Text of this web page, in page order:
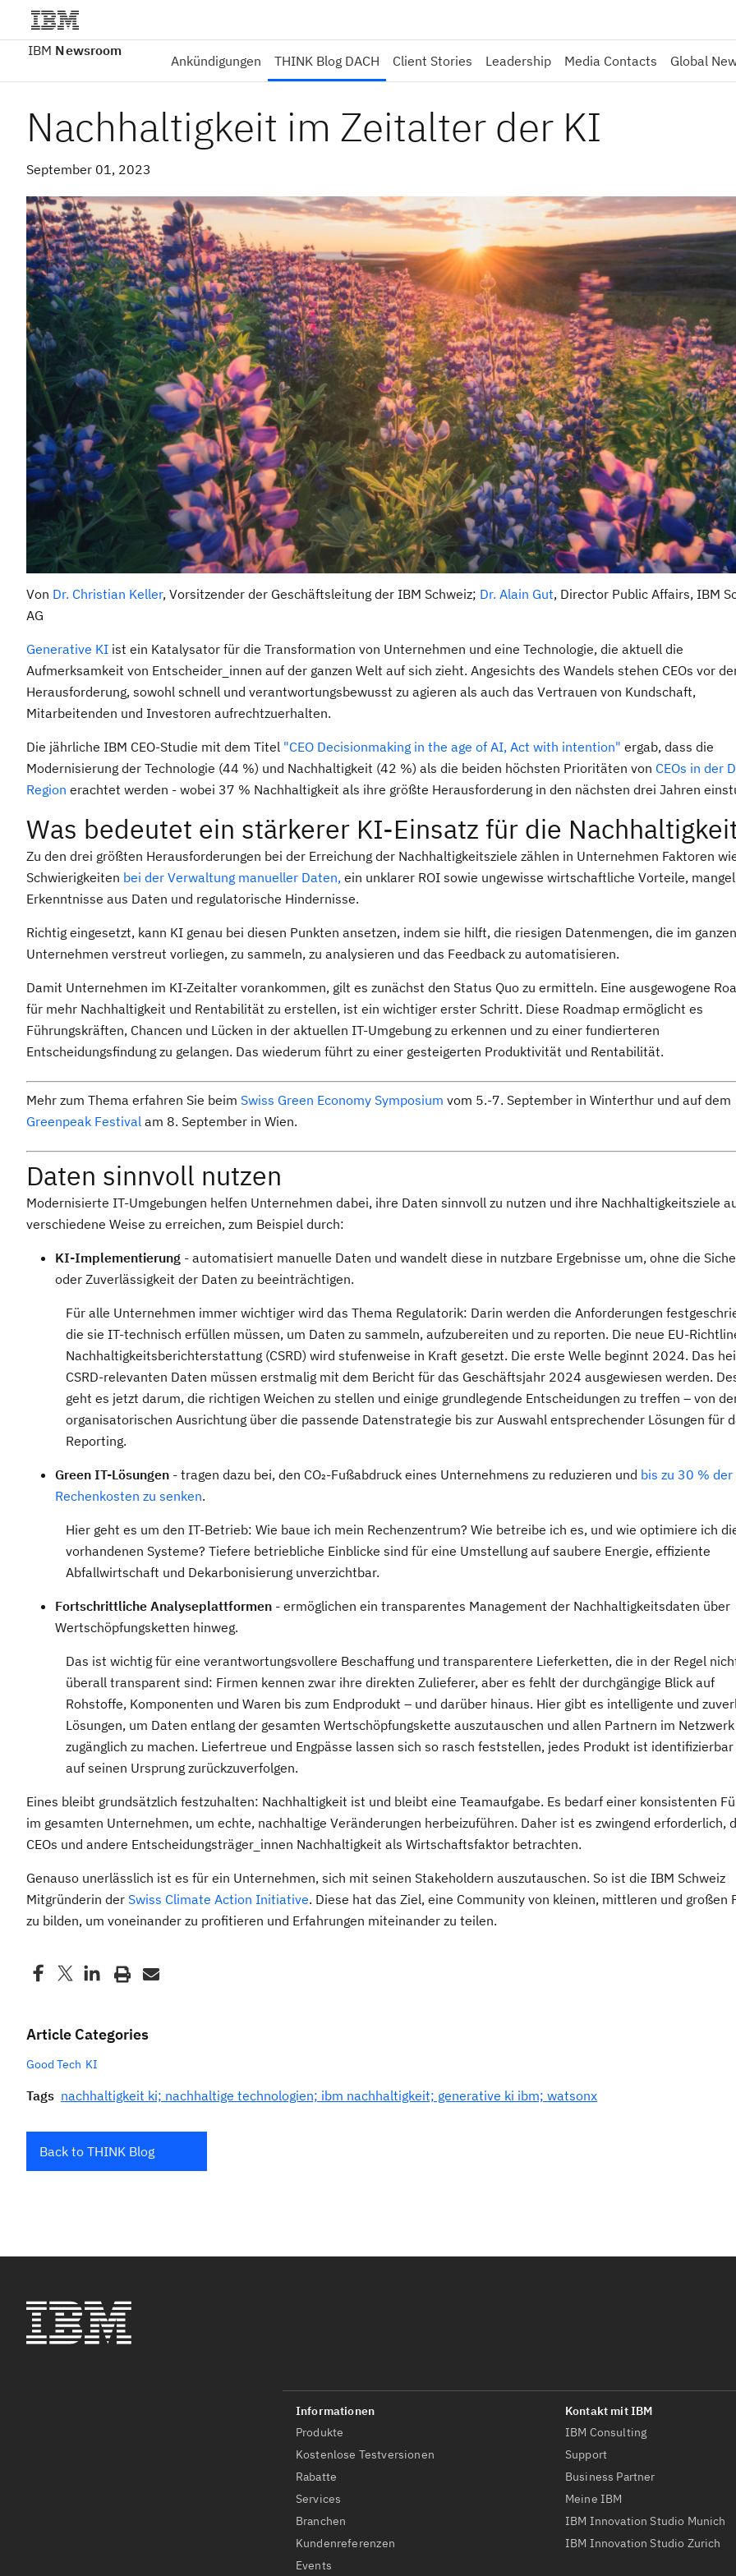
IBM Newsroom
Ankündigungen THINK Blog DACH Client Stories Leadership Media Contacts Global
Nachhaltigkeit im Zeitalter der KI
September 01, 2023
Von Dr. Christian Keller, Vorsitzender der Geschäftsleitung der IBM Schweiz; Dr. Alain Gut, Director Public Affairs, IBM
AG
Generative KI ist ein Katalysator für die Transformation von Unternehmen und eine Technologie, die aktuell die
Aufmerksamkeit von Entscheider_innen auf der ganzen Welt auf sich zieht. Angesichts des Wandels stehen CEOs vor
Herausforderung, sowohl schnell und verantwortungsbewusst zu agieren als auch das Vertrauen von Kundschaft,
Mitarbeitenden und Investoren aufrechtzuerhalten.
Die jährliche IBM CEO-Studie mit dem Titel "CEO Decisionmaking in the age of AI, Act with intention" ergab, dass die
Modernisierung der Technologie (44 %) und Nachhaltigkeit (42 %) als die beiden höchsten Prioritäten von CEOs in der
Region erachtet werden - wobei 37 % Nachhaltigkeit als ihre größte Herausforderung in den nächsten drei Jahren
Was bedeutet ein stärkerer KI-Einsatz für die
Zu den drei größten Herausforderungen bei der Erreichung der Nachhaltigkeitsziele zählen in Unternehmen Faktoren
Schwierigkeiten bei der Verwaltung manueller Daten, ein unklarer ROI sowie ungewisse wirtschaftliche Vorteile,
Erkenntnisse aus Daten und regulatorische Hindernisse.
Richtig eingesetzt, kann KI genau bei diesen Punkten ansetzen, indem sie hilft, die riesigen Datenmengen, die im ganzen
Unternehmen verstreut vorliegen, zu sammeln, zu analysieren und das Feedback zu automatisieren.
Damit Unternehmen im KI-Zeitalter vorankommen, gilt es zunächst den Status Quo zu ermitteln. Eine ausgewogene
für mehr Nachhaltigkeit und Rentabilität zu erstellen, ist ein wichtiger erster Schritt. Diese Roadmap ermöglicht es
Führungskräften, Chancen und Lücken in der aktuellen IT-Umgebung zu erkennen und zu einer fundierteren
Entscheidungsfindung zu gelangen. Das wiederum führt zu einer gesteigerten Produktivität und Rentabilität.
Mehr zum Thema erfahren Sie beim Swiss Green Economy Symposium vom 5.-7. September in Winterthur und auf dem
Greenpeak Festival am 8. September in Wien.
Daten sinnvoll nutzen
Modernisierte IT-Umgebungen helfen Unternehmen dabei, ihre Daten sinnvoll zu nutzen und ihre Nachhaltigkeitsziele
verschiedene Weise zu erreichen, zum Beispiel durch:
KI-Implementierung - automatisiert manuelle Daten und wandelt diese in nutzbare Ergebnisse um, ohne die
oder Zuverlässigkeit der Daten zu beeinträchtigen.
Für alle Unternehmen immer wichtiger wird das Thema Regulatorik: Darin werden die Anforderungen
die sie IT-technisch erfüllen müssen, um Daten zu sammeln, aufzubereiten und zu reporten. Die neue EU-
Nachhaltigkeitsberichterstattung (CSRD) wird stufenweise in Kraft gesetzt. Die erste Welle beginnt 2024. Das
CSRD-relevanten Daten müssen erstmalig mit dem Bericht für das Geschäftsjahr 2024 ausgewiesen werden.
geht es jetzt darum, die richtigen Weichen zu stellen und einige grundlegende Entscheidungen zu treffen – von
organisatorischen Ausrichtung über die passende Datenstrategie bis zur Auswahl entsprechender Lösungen für
Reporting.
Green IT-Lösungen - tragen dazu bei, den CO₂-Fußabdruck eines Unternehmens zu reduzieren und bis zu 30 % der
Rechenkosten zu senken.
Hier geht es um den IT-Betrieb: Wie baue ich mein Rechenzentrum? Wie betreibe ich es, und wie optimiere ich
vorhandenen Systeme? Tiefere betriebliche Einblicke sind für eine Umstellung auf saubere Energie, effiziente
Abfallwirtschaft und Dekarbonisierung unverzichtbar.
Fortschrittliche Analyseplattformen - ermöglichen ein transparentes Management der Nachhaltigkeitsdaten über
Wertschöpfungsketten hinweg.
Das ist wichtig für eine verantwortungsvollere Beschaffung und transparentere Lieferketten, die in der Regel
überall transparent sind: Firmen kennen zwar ihre direkten Zulieferer, aber es fehlt der durchgängige Blick auf
Rohstoffe, Komponenten und Waren bis zum Endprodukt – und darüber hinaus. Hier gibt es intelligente und
Lösungen, um Daten entlang der gesamten Wertschöpfungskette auszutauschen und allen Partnern im Netzwerk
zugänglich zu machen. Liefertreue und Engpässe lassen sich so rasch feststellen, jedes Produkt ist identifizierbar
auf seinen Ursprung zurückzuverfolgen.
Eines bleibt grundsätzlich festzuhalten: Nachhaltigkeit ist und bleibt eine Teamaufgabe. Es bedarf einer konsistenten
im gesamten Unternehmen, um echte, nachhaltige Veränderungen herbeizuführen. Daher ist es zwingend erforderlich,
CEOs und andere Entscheidungsträger_innen Nachhaltigkeit als Wirtschaftsfaktor betrachten.
Genauso unerlässlich ist es für ein Unternehmen, sich mit seinen Stakeholdern auszutauschen. So ist die IBM Schweiz
Mitgründerin der Swiss Climate Action Initiative. Diese hat das Ziel, eine Community von kleinen, mittleren und großen
zu bilden, um voneinander zu profitieren und Erfahrungen miteinander zu teilen.
Article Categories
Good Tech KI
Tags nachhaltigkeit ki; nachhaltige technologien; ibm nachhaltigkeit; generative ki ibm; watsonx
Back to THINK Blog
Produkte
Kostenlose Testversionen
Rabatte
Services
Branchen
Kundenreferenzen
Events
IBM Consulting
Support
Business Partner
Meine IBM
IBM Innovation Studio Munich
IBM Innovation Studio Zurich